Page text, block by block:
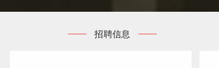
招聘信息